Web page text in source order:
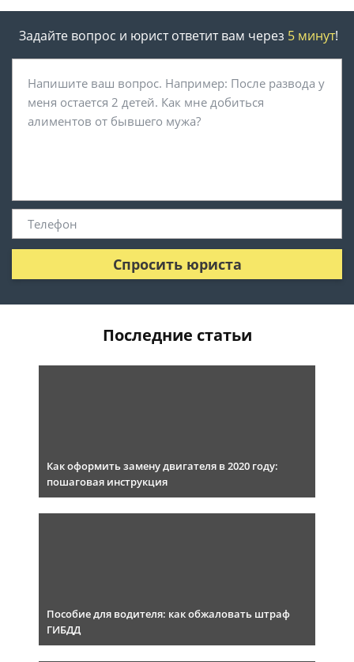
Задайте вопрос и юрист ответит вам через 5 минут!
Спросить юриста
Последние статьи
Как оформить замену двигателя в 2020 году:
пошаговая инструкция
Пособие для водителя: как обжаловать штраф
ГИБДД